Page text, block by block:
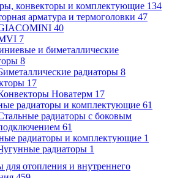
конвекторы и комплектующие 134
арматура и термоголовки 47
40
7
и биметаллические
8
радиаторы 8
17
Новатерм 17
радиаторы и комплектующие 61
радиаторы с боковым
61
радиаторы и комплектующие 1
радиаторы 1
для отопления и внутреннего